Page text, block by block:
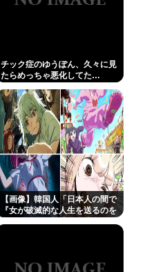
チック症のゆうぽん、久々に見
たらめっちゃ悪化してた…
【画像】韓国人「日本人の間で
『女が破滅的な人生を送るのを